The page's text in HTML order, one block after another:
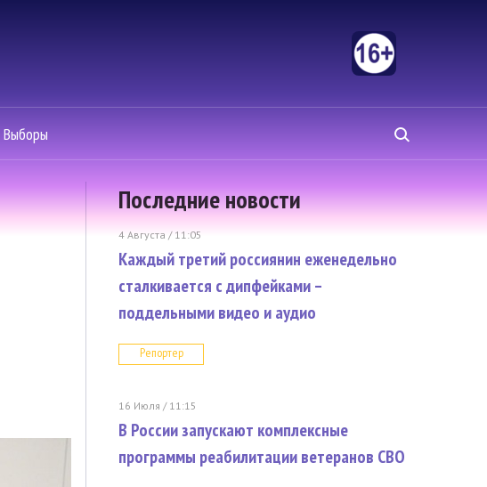
Выборы
Последние новости
4 Августа / 11:05
Каждый третий россиянин еженедельно
сталкивается с дипфейками –
поддельными видео и аудио
Репортер
16 Июля / 11:15
В России запускают комплексные
программы реабилитации ветеранов СВО